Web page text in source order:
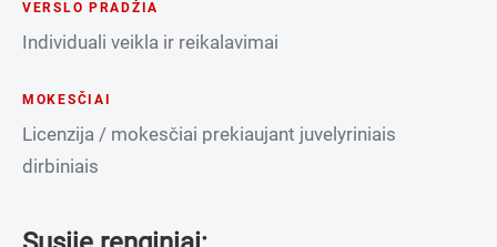
VERSLO PRADŽIA
Individuali veikla ir reikalavimai
MOKESČIAI
Licenzija / mokesčiai prekiaujant juvelyriniais
dirbiniais